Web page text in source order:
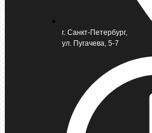
г. Санкт-Петербург,
ул. Пугачева, 5-7